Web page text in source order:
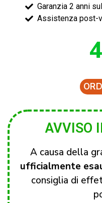
Garanzia 2 anni
Assistenza post-
AVVISO
A causa della
ufficialmente
consiglia di